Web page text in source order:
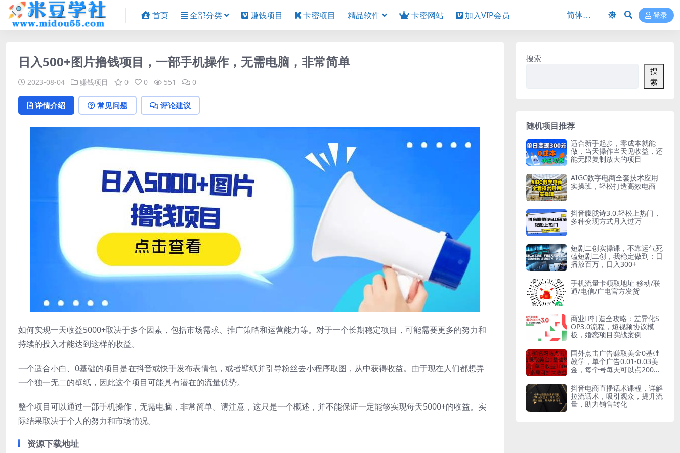
首页 全部分类 赚钱项目 卡密项目 精品软件 卡密网站 加入VIP会员 登录
日入500+图片撸钱项目，一部手机操作，无需电脑，非常简单
2023-08-04 赚钱项目 0 0 551 0
详情介绍 常见问题 评论建议
如何实现一天收益5000+取决于多个因素，包括市场需求、推广策略和运营能力等。对于一个长期稳定项目，可能需要更多的努力和
持续的投入才能达到这样的收益。
一个适合小白、0基础的项目是在抖音或快手发布表情包，或者壁纸并引导粉丝去小程序取图，从中获得收益。由于现在人们都想弄
一个独一无二的壁纸，因此这个项目可能具有潜在的流量优势。
整个项目可以通过一部手机操作，无需电脑，非常简单。请注意，这只是一个概述，并不能保证一定能够实现每天5000+的收益。实
际结果取决于个人的努力和市场情况。
资源下载地址
搜索
搜
索
随机项目推荐
适合新手起步，零成本就能
做，当天操作当天见收益，还
能无限复制放大的项目
AIGC数字电商全套技术应用
实操班，轻松打造高效电商
抖音朦胧诗3.0.轻松上热门，
多种变现方式月入过万
短剧二创实操课，不靠运气死
磕短剧二创，我稳定做到：日
播放百万，日入300+
手机流量卡领取地址 移动/联
通/电信/广电官方发货
商业IP打造全攻略：差异化S
OP3.0流程，短视频协议模
板，婚恋项目实战案例
国外点击广告赚取美金0基础
教学，单个广告0.01-0.03美
金，每个号每天可以点200
抖音电商直播话术课程，详解
拉流话术，吸引观众，提升流
量，助力销售转化